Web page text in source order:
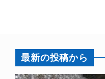
最新の投稿から